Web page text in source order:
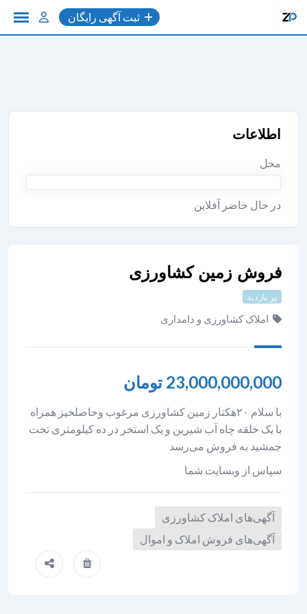
محتوا
ثبت آگهی رایگان
فروش زمین کشاورزی
پر بازدید
املاک کشاورزی و دامداری
23,000,000,000 تومان
با سلام ۲۰هکتار زمین کشاورزی مرغوب وحاصلخیز همراه
با یک خلقه چاه آب شیرین و یک استخر در ده کیلومتری تخت
جمشید به فروش می‌رسد
سپاس از وبسایت شما
آگهی‌های املاک کشاورزی
آگهی‌های فروش املاک و اموال
اطلاعات
محل
در حال حاضر آفلاین